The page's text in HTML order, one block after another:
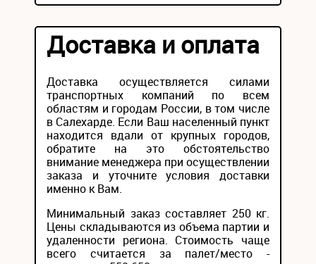
Доставка и оплата
Доставка осуществляется силами
транспортных компаний по всем
областям и городам России, в том числе
в Салехарде. Если Ваш населенный пункт
находится вдали от крупных городов,
обратите на это обстоятельство
внимание менеджера при осуществлении
заказа и уточните условия доставки
именно к Вам.
Минимальный заказ составляет 250 кг.
Цены складываются из объема партии и
удаленности региона. Стоимость чаще
всего считается за палет/место -